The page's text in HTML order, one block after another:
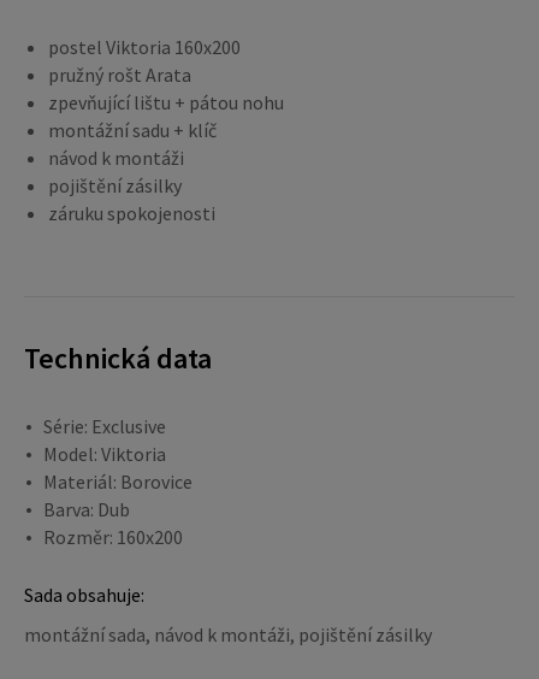
postel Viktoria 160x200
pružný rošt Arata
zpevňující lištu + pátou nohu
montážní sadu + klíč
návod k montáži
pojištění zásilky
záruku spokojenosti
Technická data
Série: Exclusive
Model: Viktoria
Materiál: Borovice
Barva: Dub
Rozměr: 160x200
Sada obsahuje:
montážní sada, návod k montáži, pojištění zásilky